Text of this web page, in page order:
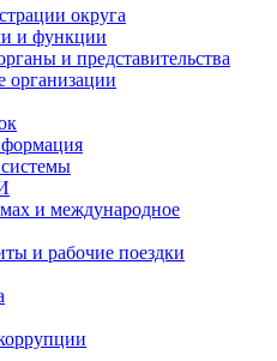
округа
и функции
и представительства
организации
и международное
и рабочие поездки